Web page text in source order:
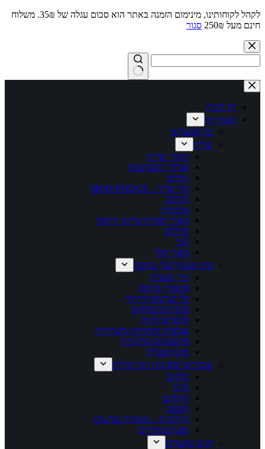
לקהל לקוחותינו, מינימום הזמנה באתר הוא סכום עגלה של 35₪. משלוח
חינם מעל 250₪
סגור
Skip
to
content
No
results
דף הבית
קטגוריות
כל המוצרים
יצירה
חומרי יצירה
אביזרי תכשיטנות
דבקים
מוד פודג' – MOD-PODGE
חרוזים
מדבקות
מוצרי תפירה סריגה ורקמה
קווילינג
לבד
מוצרי סול
ציוד משרדי/כלי כתיבה
נייר ומוצריו
מכשירי כתיבה
כלי שרטוט וחיתוך
מחדדים ומחקים
קלסרים ותיוק
עטיפות ומדבקות משרדיות
מחשבונים ומילוניות
מיכון משרדי
אביזרים למסיבות וימי הולדת
בלונים
נרות
זיקוקים
קונפטי
גרילנדות – מוארות וסרטים
מוצרים זוהרים
חגים ומועדים